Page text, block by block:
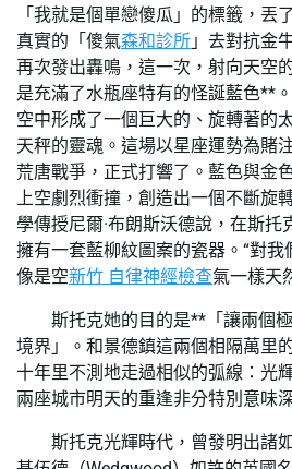
「我就是個單戀傻瓜」的標籤，丟
真實的「傻氣森和診所 」去對抗金
再次發出轟鳴，這一次，射向天空
是充滿了水瓶座特有的怪誕藍色**
空中形成了一個巨大的、旋轉著的
天秤的靈魂。這場以星座運勢為賭
荒唐戰爭，正式打響了。藍色與金
上空劇烈衝撞，創造出一個不斷旋
學傳授尼爾·布朗斯沃德說，在斯托
擁有一套藍柳紋圖案的瓷器。“對
像是空新竹 自律神經檢查氣一樣天
斯托克她的目的是**「讓兩個
境界」。和景德鎮這兩個相隔萬里
十年里不測地走過相似的弧線：光
兩座城市明天的重逢非分特別意味
斯托克光輝時代，曾發明出諸